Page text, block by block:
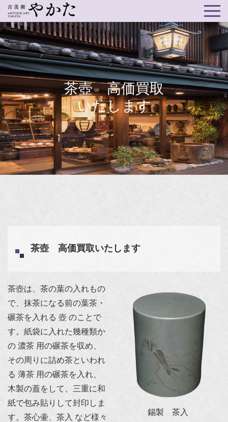
茶壺 高価買取
いたします
茶壺 高価買取いたします
錫製 茶入
茶壺は、茶の葉の入れもの
で、抹茶になる前の葉茶・
碾茶を入れる 壺 のことで
す。紙袋に入れた幾種類か
の 濃茶 用の碾茶を収め、
その周りに詰め茶といわれ
る 薄茶 用の碾茶を入れ、
木製の蓋をして、三重に和
紙で包み貼りして封印しま
す。茶心壷、茶入 など様々